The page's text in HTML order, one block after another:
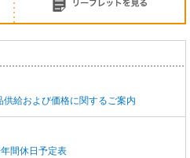
供給および価格に関するご案内
間休日予定表